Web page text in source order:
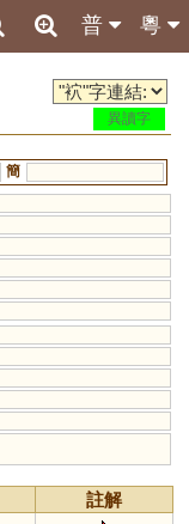
粵
普
異讀字
簡
註解